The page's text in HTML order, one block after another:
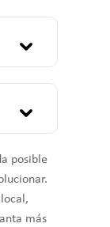
posible
más